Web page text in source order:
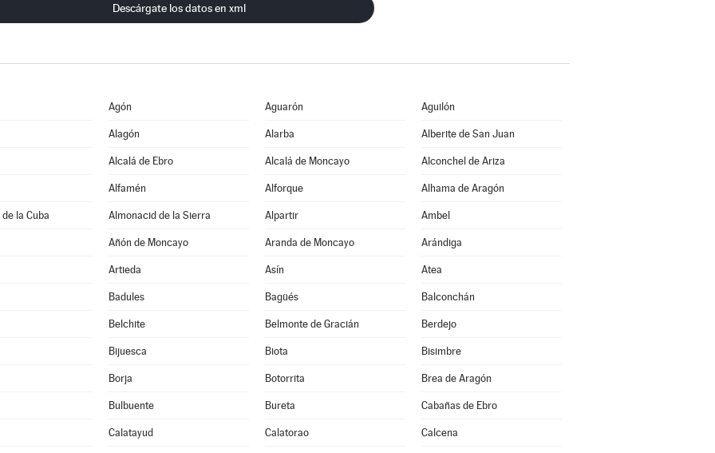
Descárgate los datos en xml
Agón Aguarón Aguilón
Alagón Alarba Alberite de San Juan
Alcalá de Ebro Alcalá de Moncayo Alconchel de Ariza
Alfamén Alforque Alhama de Aragón
la Cuba Almonacid de la Sierra Alpartir Ambel
Añón de Moncayo Aranda de Moncayo Arándiga
Artieda Asín Atea
Badules Bagüés Balconchán
Belchite Belmonte de Gracián Berdejo
Bijuesca Biota Bisimbre
Borja Botorrita Brea de Aragón
Bulbuente Bureta Cabañas de Ebro
Calatayud Calatorao Calcena